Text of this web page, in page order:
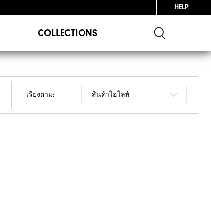
HELP
COLLECTIONS
เรียงตาม: